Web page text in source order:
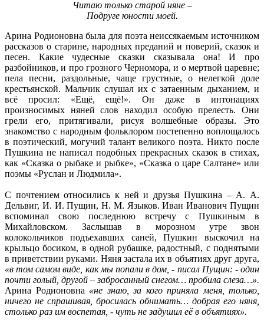
Читаю только старой няне –
Подруге юности моей.
Арина Родионовна была для поэта неиссякаемым источником
рассказов о старине, народных преданий и поверий, сказок и
песен. Какие чудесные сказки сказывала она! И про
разбойников, и про грозного Черномора, и о мертвой царевне;
пела песни, раздольные, чаще грустные, о нелегкой доле
крестьянской. Мальчик слушал их с затаенным дыханием, и
всё просил: «Ещё, ещё!». Он даже в интонациях
произносимых няней слов находил особую прелесть. Они
грели его, притягивали, рисуя волшебные образы. Это
знакомство с народным фольклором постепенно воплощалось
в поэтический, могучий талант великого поэта. Никто после
Пушкина не написал подобных прекрасных сказок в стихах,
как «Сказка о рыбаке и рыбке», «Сказка о царе Салтане» или
поэмы «Руслан и Людмила».
С почтением относились к ней и друзья Пушкина – А. А.
Дельвиг, И. И. Пущин, Н. М. Языков. Иван Иванович Пущин
вспоминал свою последнюю встречу с Пушкиным в
Михайловском. Заслышав в морозном утре звон
колокольчиков подъехавших саней, Пушкин выскочил на
крыльцо босиком, в одной рубашке, радостный, с поднятыми
в приветствии руками. Няня застала их в объятиях друг друга,
«в том самом виде, как мы попали в дом, - писал Пущин: - один
почти голый, другой – забросанный снегом… пробила слеза…».
Арина Родионовна «не знаю, за кого приняла меня, только,
ничего не спрашивая, бросилась обнимать… добрая его няня,
столько раз им воспетая, - чуть не задушил её в объятиях».